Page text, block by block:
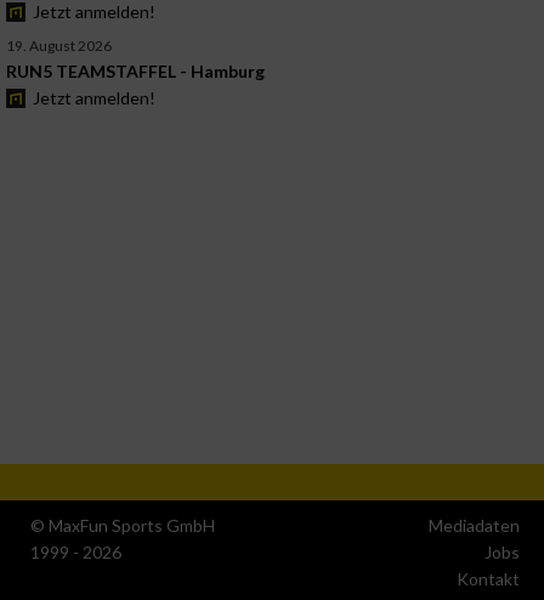
Jetzt anmelden!
19. August 2026
RUN5 TEAMSTAFFEL - Hamburg
Jetzt anmelden!
© MaxFun Sports GmbH
1999 - 2026
Mediadaten
Jobs
Kontakt